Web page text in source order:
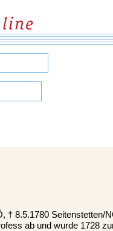
† 8.5.1780 Seitenstetten/
ab und wurde 1728